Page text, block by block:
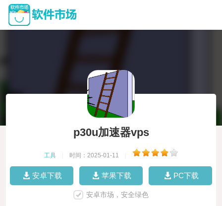
p30u加速器vps
工具 时间：2025-01-11
安卓下载 苹果下载 PC下载
安卓市场，安全绿色